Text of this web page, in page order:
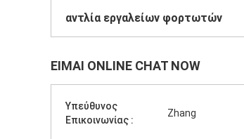
αντλία εργαλείων φορτωτών
ΕΊΜΑΙ ONLINE CHAT NOW
Υπεύθυνος
Επικοινωνίας :
Zhang